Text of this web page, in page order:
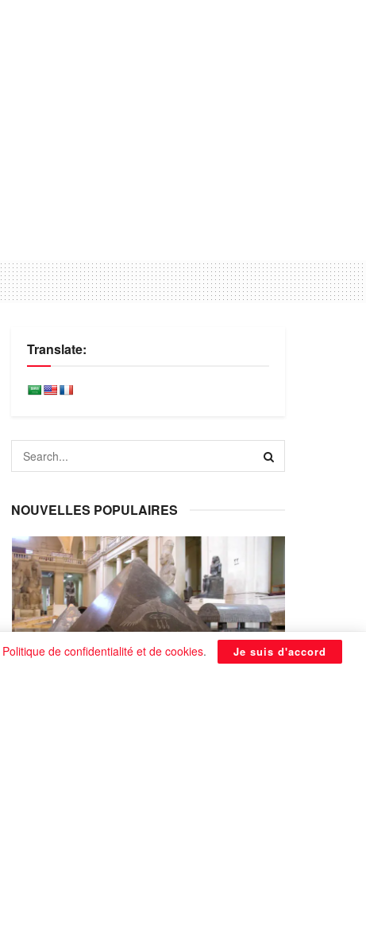
Translate:
NOUVELLES POPULAIRES
Politique de confidentialité et de cookies. Je suis d'accord